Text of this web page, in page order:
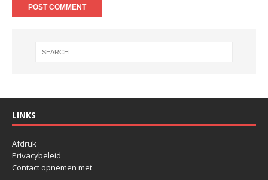
LINKS
Afdruk
Privacybeleid
Contact opnemen met